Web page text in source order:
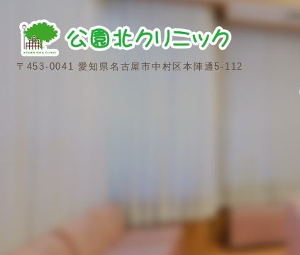
〒453-0041 愛知県名古屋市中村区本陣通5-112